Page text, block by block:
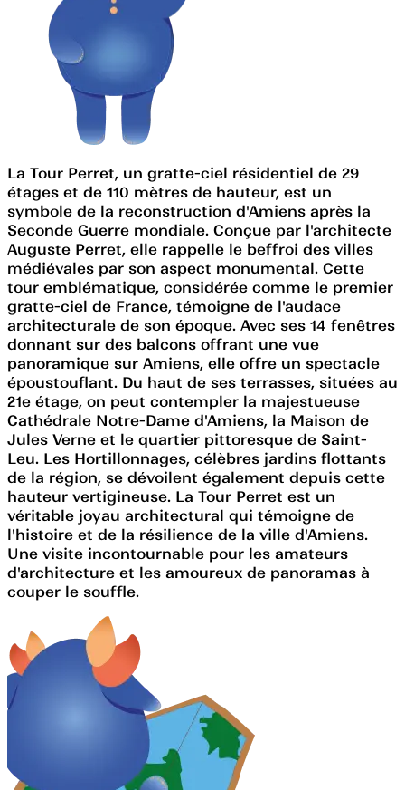
La Tour Perret, un gratte-ciel résidentiel de 29
étages et de 110 mètres de hauteur, est un
symbole de la reconstruction d'Amiens après la
Seconde Guerre mondiale. Conçue par l'architecte
Auguste Perret, elle rappelle le beffroi des villes
médiévales par son aspect monumental. Cette
tour emblématique, considérée comme le premier
gratte-ciel de France, témoigne de l'audace
architecturale de son époque. Avec ses 14 fenêtres
donnant sur des balcons offrant une vue
panoramique sur Amiens, elle offre un spectacle
époustouflant. Du haut de ses terrasses, situées au
21e étage, on peut contempler la majestueuse
Cathédrale Notre-Dame d'Amiens, la Maison de
Jules Verne et le quartier pittoresque de Saint-
Leu. Les Hortillonnages, célèbres jardins flottants
de la région, se dévoilent également depuis cette
hauteur vertigineuse. La Tour Perret est un
véritable joyau architectural qui témoigne de
l'histoire et de la résilience de la ville d'Amiens.
Une visite incontournable pour les amateurs
d'architecture et les amoureux de panoramas à
couper le souffle.